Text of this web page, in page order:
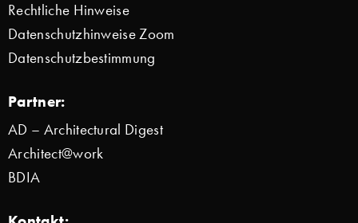
Rechtliche Hinweise
Datenschutzhinweise Zoom
Datenschutzbestimmung
Partner:
AD – Architectural Digest
Architect@work
BDIA